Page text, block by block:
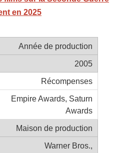
en 2025
Année de production
2005
Récompenses
Empire Awards, Saturn
Awards
Maison de production
Warner Bros.,